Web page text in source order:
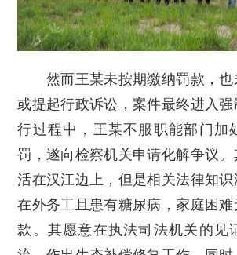
然而王某未按期缴纳罚款，
或提起行政诉讼，案件最终进入
行过程中，王某不服职能部门加
罚，遂向检察机关申请化解争议
活在汉江边上，但是相关法律知
在外务工且患有糖尿病，家庭困
款。其愿意在执法司法机关的见